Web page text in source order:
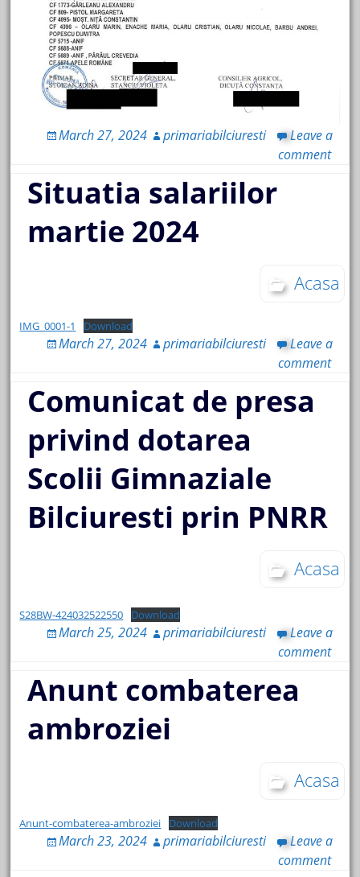
March 27, 2024 primariabilciuresti
Leave a
comment
Situatia salariilor
martie 2024
Acasa
IMG_0001-1 Download
March 27, 2024 primariabilciuresti
Leave a
comment
Comunicat de presa
privind dotarea
Scolii Gimnaziale
Bilciuresti prin PNRR
Acasa
S28BW-424032522550 Download
March 25, 2024 primariabilciuresti
Leave a
comment
Anunt combaterea
ambroziei
Acasa
Anunt-combaterea-ambroziei Download
March 23, 2024 primariabilciuresti
Leave a
comment